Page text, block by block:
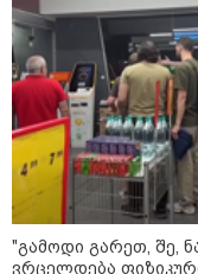
მსოფლიო
პოლიტიკა
"გამოდი გარეთ, შე,
ვრცელდება